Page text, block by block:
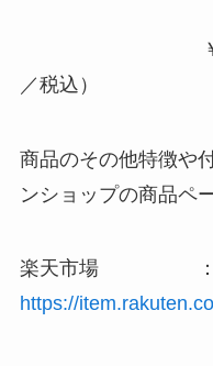
￥6,980（
／税込）
商品のその他特徴や
ンショップの商品ペ
楽天市場 ：
https://